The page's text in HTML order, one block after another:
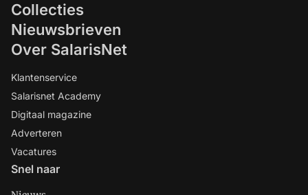
Collecties
Nieuwsbrieven
Over SalarisNet
Klantenservice
Salarisnet Academy
Digitaal magazine
Adverteren
Vacatures
Snel naar